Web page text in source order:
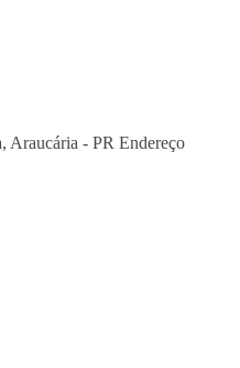
Araucária - PR Endereço